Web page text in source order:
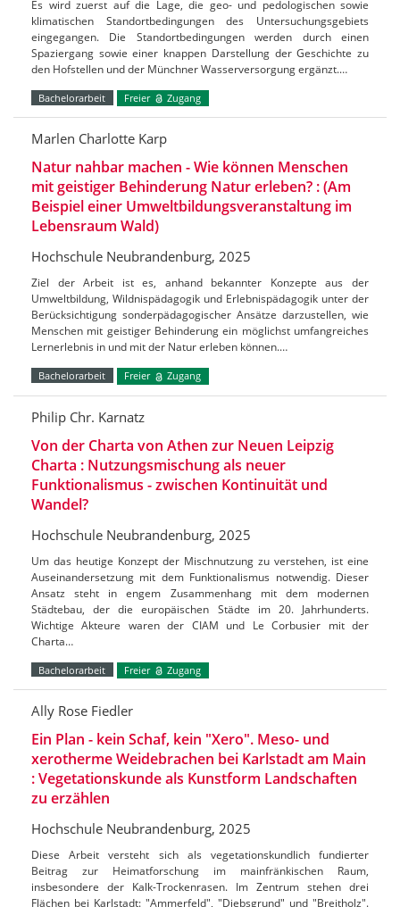
Es wird zuerst auf die Lage, die geo- und pedologischen sowie
klimatischen Standortbedingungen des Untersuchungsgebiets
eingegangen. Die Standortbedingungen werden durch einen
Spaziergang sowie einer knappen Darstellung der Geschichte zu
den Hofstellen und der Münchner Wasserversorgung ergänzt.…
Bachelorarbeit Freier Zugang
Marlen Charlotte Karp
Natur nahbar machen - Wie können Menschen
mit geistiger Behinderung Natur erleben? : (Am
Beispiel einer Umweltbildungsveranstaltung im
Lebensraum Wald)
Hochschule Neubrandenburg, 2025
Ziel der Arbeit ist es, anhand bekannter Konzepte aus der
Umweltbildung, Wildnispädagogik und Erlebnispädagogik unter der
Berücksichtigung sonderpädagogischer Ansätze darzustellen, wie
Menschen mit geistiger Behinderung ein möglichst umfangreiches
Lernerlebnis in und mit der Natur erleben können.…
Bachelorarbeit Freier Zugang
Philip Chr. Karnatz
Von der Charta von Athen zur Neuen Leipzig
Charta : Nutzungsmischung als neuer
Funktionalismus - zwischen Kontinuität und
Wandel?
Hochschule Neubrandenburg, 2025
Um das heutige Konzept der Mischnutzung zu verstehen, ist eine
Auseinandersetzung mit dem Funktionalismus notwendig. Dieser
Ansatz steht in engem Zusammenhang mit dem modernen
Städtebau, der die europäischen Städte im 20. Jahrhunderts.
Wichtige Akteure waren der CIAM und Le Corbusier mit der
Charta…
Bachelorarbeit Freier Zugang
Ally Rose Fiedler
Ein Plan - kein Schaf, kein "Xero". Meso- und
xerotherme Weidebrachen bei Karlstadt am Main
: Vegetationskunde als Kunstform Landschaften
zu erzählen
Hochschule Neubrandenburg, 2025
Diese Arbeit versteht sich als vegetationskundlich fundierter
Beitrag zur Heimatforschung im mainfränkischen Raum,
insbesondere der Kalk-Trockenrasen. Im Zentrum stehen drei
Flächen bei Karlstadt: "Ammerfeld", "Diebsgrund" und "Breitholz".